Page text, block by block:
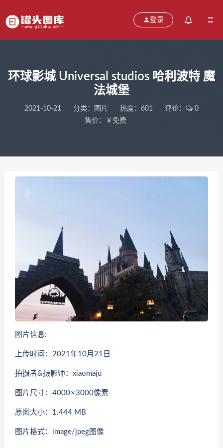
登录
环球影城 Universal studios 哈利波特 魔
法城堡
2021-10-21 分类： 图片 热度：601 评论：
0
售价：￥免费
图片信息:
上传时间：2021年10月21日
拍摄者&摄影师：xiaomaju
图片尺寸：4000 × 3000像素
原图大小：1.444 MB
图片格式：image/jpeg图像